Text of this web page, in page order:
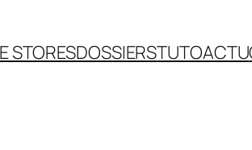
STORESDOSSIERSTUTOACTU